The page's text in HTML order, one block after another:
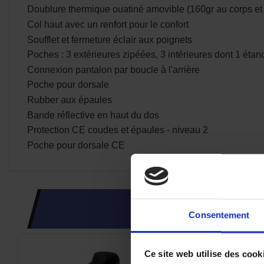
Consentement
Ce site web utilise des
Doublure thermique ouatiné amovible (160gr au corps
Col haut avec un renfort pour le confort
Soufflet et fermeture éclair aux poignets
Poches : 3 extérieures zipéées, 3 intérieures dont 1
Connexion pantalon par boucle à l'arrière
Poche pour dorsale
Rubber aux épaules
Bande réflective en haut du dos
Protection CE coudes et épaules - niveau 2
Poche pour dorsale CE